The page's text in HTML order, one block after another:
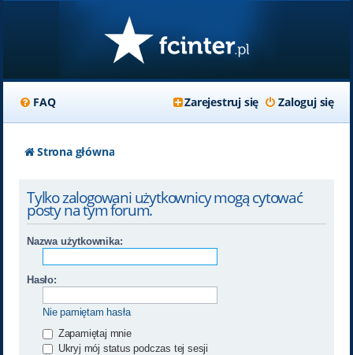
FAQ Zaloguj się
Zarejestruj się
Strona główna
Tylko zalogowani użytkownicy mogą cytować
posty na tym forum.
Nazwa użytkownika:
Hasło:
Nie pamiętam hasła
Zapamiętaj mnie
Ukryj mój status podczas tej sesji